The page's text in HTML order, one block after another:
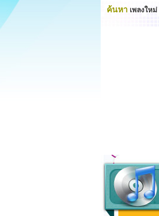
ค้นหา เพลงใหม่